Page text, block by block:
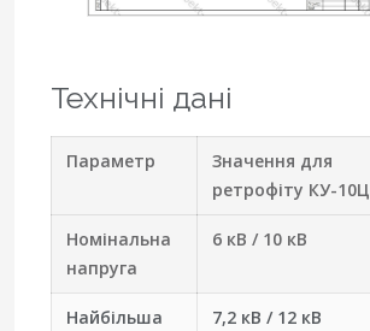
Технічні дані
Параметр
Значення для
ретрофіту КУ-10Ц
Номінальна
напруга
6 кВ / 10 кВ
Найбільша
7,2 кВ / 12 кВ